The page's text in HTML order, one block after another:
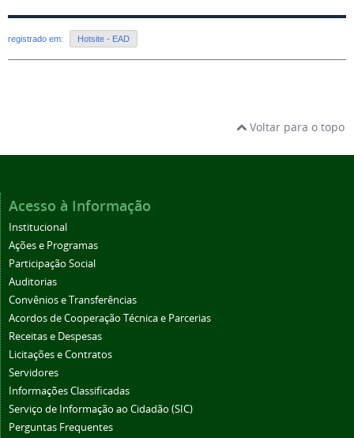
registrado em: Hotsite - EAD
Voltar para o topo
Acesso à Informação
Institucional
Ações e Programas
Participação Social
Auditorias
Convênios e Transferências
Acordos de Cooperação Técnica e Parcerias
Receitas e Despesas
Licitações e Contratos
Servidores
Informações Classificadas
Serviço de Informação ao Cidadão (SIC)
Perguntas Frequentes